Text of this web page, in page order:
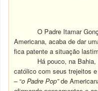
O Padre Itamar
Americana, acaba de dar
fica patente a situação
Há pouco, na
católico com seus trejeitos
– “o Padre Pop”de